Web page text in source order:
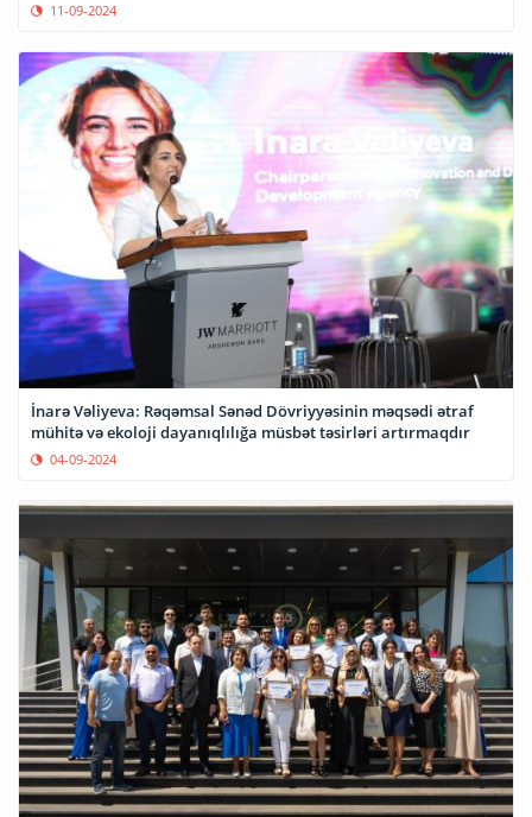
11-09-2024
İnarə Vəliyeva: Rəqəmsal Sənəd Dövriyyəsinin məqsədi ətraf
mühitə və ekoloji dayanıqlılığa müsbət təsirləri artırmaqdır
04-09-2024